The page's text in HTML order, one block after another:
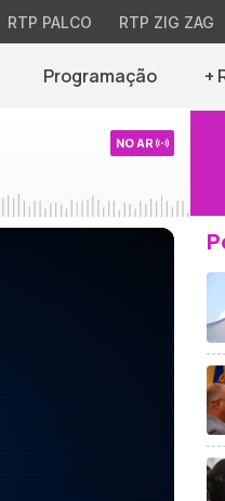
RTP PALCO RTP ZIG ZAG
Programação +
NO AR